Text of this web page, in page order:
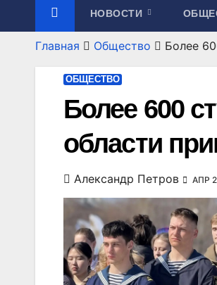
НОВОСТИ
Главная Общество Более
ОБЩЕСТВО
Более 600
области
Александр Петров АПР